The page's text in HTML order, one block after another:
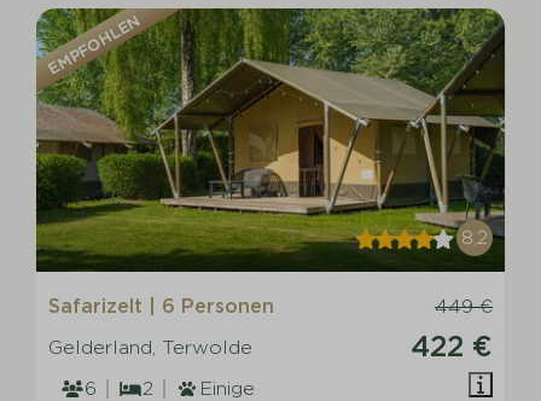
EMPFOHLEN
8,2
449 €
422 €
Safarizelt | 6 Personen
Gelderland, Terwolde
6
2
Einige